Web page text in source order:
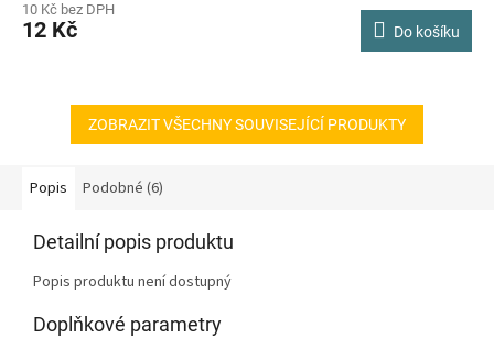
10 Kč bez DPH
12 Kč Do košíku
ZOBRAZIT VŠECHNY SOUVISEJÍCÍ PRODUKTY
Popis Podobné (6)
Detailní popis produktu
Popis produktu není dostupný
Doplňkové parametry